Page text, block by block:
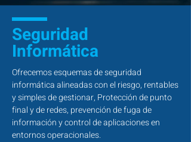
Seguridad
Informática
Ofrecemos esquemas de seguridad
informática alineadas con el riesgo, rentables
y simples de gestionar, Protección de punto
final y de redes, prevención de fuga de
información y control de aplicaciones en
entornos operacionales.